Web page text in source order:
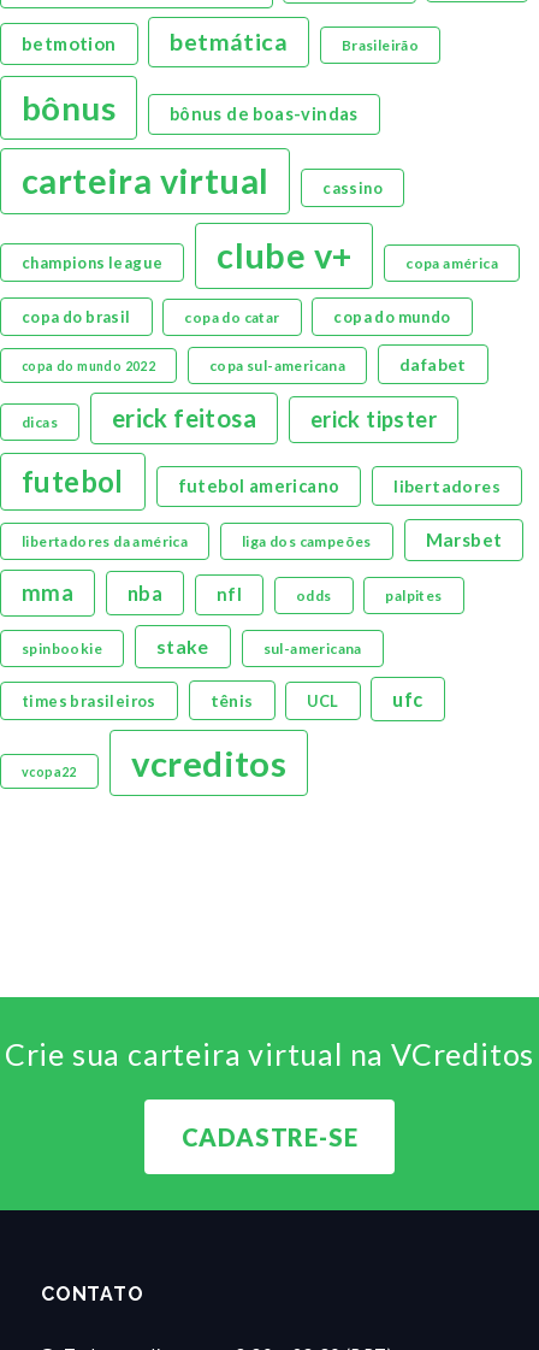
betmotion betmática Brasileirão
bônus bônus de boas-vindas
carteira virtual cassino
champions league clube v+ copa américa
copa do brasil copa do catar copa do mundo
copa do mundo 2022 copa sul-americana dafabet
dicas erick feitosa erick tipster
futebol futebol americano libertadores
libertadores da américa liga dos campeões Marsbet
mma nba nfl odds palpites
spinbookie stake sul-americana
times brasileiros tênis UCL ufc
vcopa22 vcreditos
Crie sua carteira virtual na VCreditos
CADASTRE-SE
CONTATO